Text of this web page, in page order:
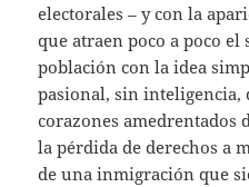
electorales – y con la
que atraen poco a poco
población con la idea
pasional, sin inteligencia,
corazones amedrentados
la pérdida de derechos a
de una inmigración que